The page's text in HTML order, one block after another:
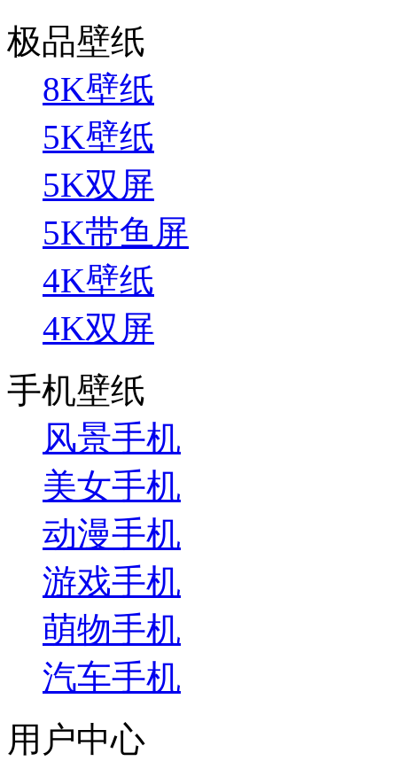
极品壁纸
8K壁纸
5K壁纸
5K双屏
5K带鱼屏
4K壁纸
4K双屏
手机壁纸
风景手机
美女手机
动漫手机
游戏手机
萌物手机
汽车手机
用户中心